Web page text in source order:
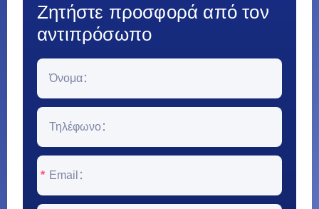
Ζητήστε προσφορά από τον
αντιπρόσωπο
*